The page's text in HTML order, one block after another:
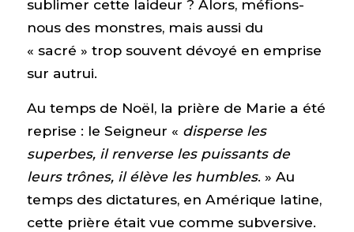
sublimer cette laideur ? Alors, méfions-
nous des monstres, mais aussi du
« sacré » trop souvent dévoyé en emprise
sur autrui.
Au temps de Noël, la prière de Marie a été
reprise : le Seigneur « disperse les
superbes, il renverse les puissants de
leurs trônes, il élève les humbles. » Au
temps des dictatures, en Amérique latine,
cette prière était vue comme subversive.